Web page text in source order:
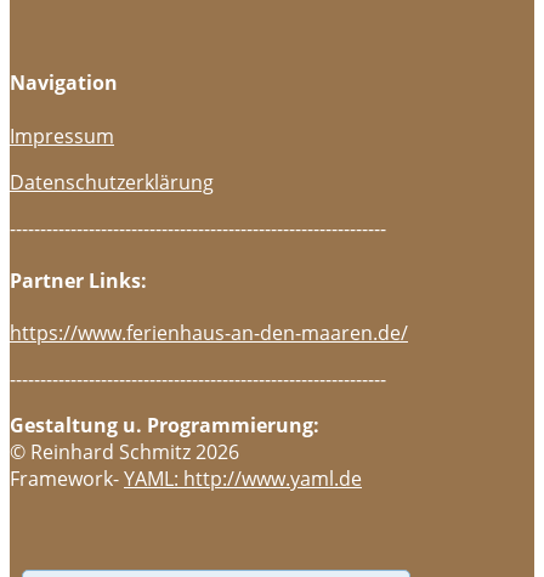
Navigation
Impressum
Datenschutzerklärung
--------------------------------------------------------------
Partner Links:
https://www.ferienhaus-an-den-maaren.de/
--------------------------------------------------------------
Gestaltung u. Programmierung:
© Reinhard Schmitz 2026
Framework-YAML: http://www.yaml.de